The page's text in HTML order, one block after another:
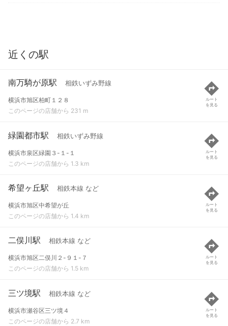
近くの駅
南万騎が原駅 相鉄いずみ野線
横浜市旭区柏町１２８
このページの店舗から 231 m
ルート
を見る
緑園都市駅 相鉄いずみ野線
横浜市泉区緑園３-１-１
このページの店舗から 1.3 km
ルート
を見る
希望ヶ丘駅 相鉄本線 など
横浜市旭区中希望が丘
このページの店舗から 1.4 km
ルート
を見る
二俣川駅 相鉄本線 など
横浜市旭区二俣川２-９１-７
このページの店舗から 1.5 km
ルート
を見る
三ツ境駅 相鉄本線 など
横浜市瀬谷区三ツ境４
このページの店舗から 2.7 km
ルート
を見る